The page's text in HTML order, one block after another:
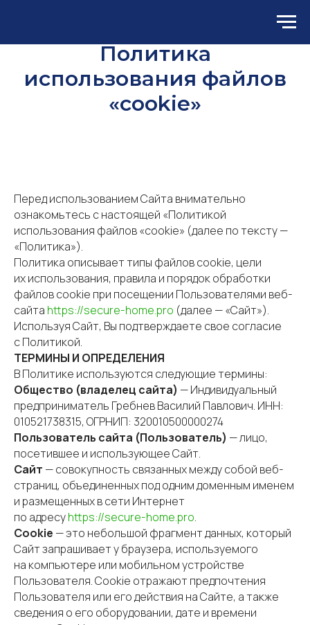
Политика
использования файлов
«cookie»
Перед использованием Сайта внимательно
ознакомьтесь с настоящей «Политикой
использования файлов «cookie» (далее по тексту —
«Политика»).
Политика описывает типы файлов cookie, цели
их использования, правила и порядок обработки
файлов cookie при посещении Пользователями веб-
сайта https://secure-home.pro (далее — «Сайт»).
Используя Сайт, Вы подтверждаете свое согласие
с Политикой.
ТЕРМИНЫ И ОПРЕДЕЛЕНИЯ
В Политике используются следующие термины:
Общество (владелец сайта) — Индивидуальный
предприниматель Гребнев Василий Павлович. ИНН:
010521738315, ОГРНИП: 320010500000274
Пользователь сайта (Пользователь) — лицо,
посетившее и использующее Сайт.
Сайт — совокупность связанных между собой веб-
страниц, объединенных под одним доменным именем
и размещенных в сети Интернет
по адресуhttps://secure-home.pro.
Cookie — это небольшой фрагмент данных, который
Сайт запрашивает у браузера, используемого
на компьютере или мобильном устройстве
Пользователя. Cookie отражают предпочтения
Пользователя или его действия на Сайте, а также
сведения о его оборудовании, дате и времени